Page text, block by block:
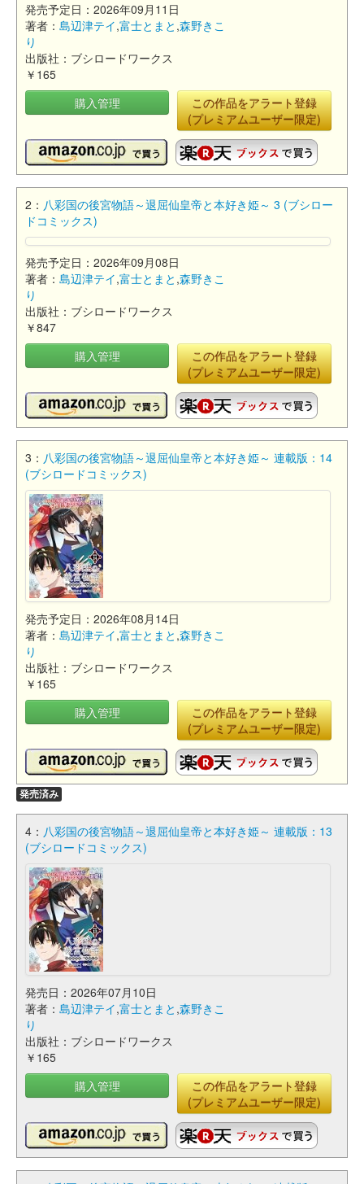
発売予定日：2026年09月11日
著者： 島辺津テイ,富士とまと ,森野きこ
り
出版社：ブシロードワークス
￥165
購入管理
この作品をアラート登録
(プレミアムユーザー限定)
2： 八彩国の後宮物語～退屈仙皇帝と本好き姫～ 3 (ブシロー
ドコミックス)
発売予定日：2026年09月08日
著者： 島辺津テイ,富士とまと ,森野きこ
り
出版社：ブシロードワークス
￥847
購入管理
この作品をアラート登録
(プレミアムユーザー限定)
3： 八彩国の後宮物語～退屈仙皇帝と本好き姫～ 連載版：14
(ブシロードコミックス)
発売予定日：2026年08月14日
著者： 島辺津テイ,富士とまと ,森野きこ
り
出版社：ブシロードワークス
￥165
購入管理
この作品をアラート登録
(プレミアムユーザー限定)
発売済み
4： 八彩国の後宮物語～退屈仙皇帝と本好き姫～ 連載版：13
(ブシロードコミックス)
発売日：2026年07月10日
著者： 島辺津テイ,富士とまと ,森野きこ
り
出版社：ブシロードワークス
￥165
購入管理
この作品をアラート登録
(プレミアムユーザー限定)